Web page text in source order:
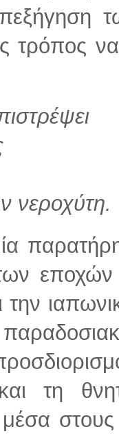
τρόπος
νεροχύτη.
εποχών
την
τη